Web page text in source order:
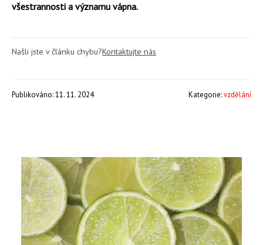
všestrannosti a významu vápna.
Našli jste v článku chybu?Kontaktujte nás
Publikováno: 11. 11. 2024 Kategorie:vzdělání